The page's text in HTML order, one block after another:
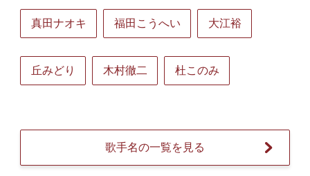
真田ナオキ 福田こうへい 大江裕
丘みどり 木村徹二 杜このみ
歌手名の一覧を見る